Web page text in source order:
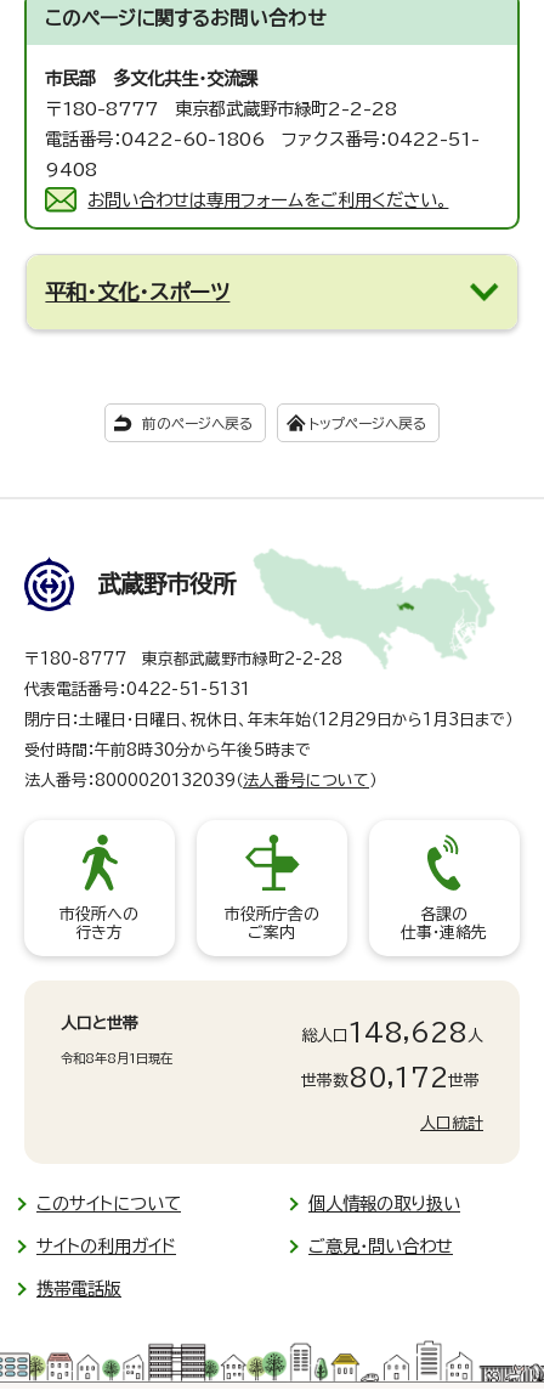
このページに関するお問い合わせ
市民部 多文化共生・交流課
〒180-8777 東京都武蔵野市緑町2-2-28
電話番号：0422-60-1806 ファクス番号：0422-51-
9408
お問い合わせは専用フォームをご利用ください。
平和・文化・スポーツ
前のページへ戻る トップページへ戻る
武蔵野市役所
〒180-8777 東京都武蔵野市緑町2-2-28
代表電話番号：0422-51-5131
閉庁日：土曜日・日曜日、祝休日、年末年始（12月29日から1月3日まで）
受付時間：午前8時30分から午後5時まで
法人番号：8000020132039（法人番号について ）
市役所への
行き方
市役所庁舎の
ご案内
各課の
仕事・連絡先
人口と世帯
令和8年8月1日現在
総人口 148,628 人
世帯数80,172世帯
人口統計
このサイトについて 個人情報の取り扱い
サイトの利用ガイド ご意見・問い合わせ
携帯電話版